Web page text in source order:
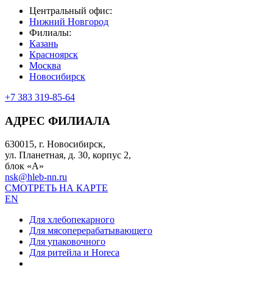
Центральный офис:
Нижний Новгород
Филиалы:
Казань
Красноярск
Москва
Новосибирск
+7 383 319-85-64
АДРЕС ФИЛИАЛА
630015, г. Новосибирск,
ул. Планетная, д. 30, корпус 2,
блок «А»
nsk@hleb-nn.ru
СМОТРЕТЬ НА КАРТЕ
EN
Для хлебопекарного
Для мясоперерабатывающего
Для упаковочного
Для ритейла и Horeca